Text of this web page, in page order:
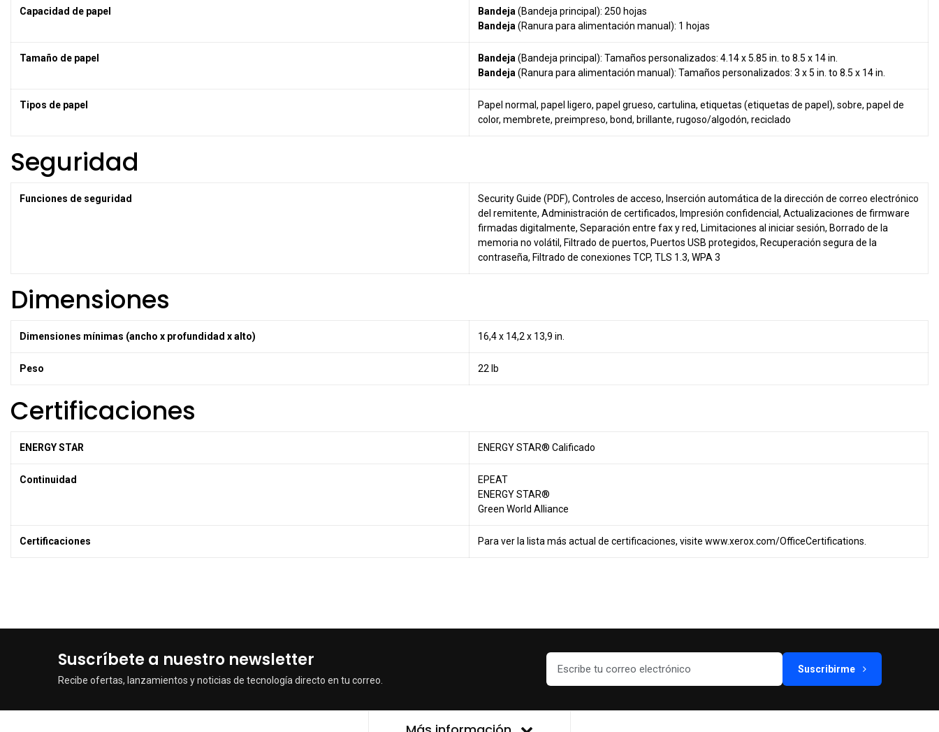
Capacidad de papel Bandeja (Bandeja principal): 250 hojas
Bandeja (Ranura para alimentación manual): 1 hojas
Tamaño de papel Bandeja (Bandeja principal): Tamaños personalizados: 4.14 x 5.85 in. to 8.5 x 14 in.
Bandeja (Ranura para alimentación manual): Tamaños personalizados: 3 x 5 in. to 8.5 x 14 in.
Tipos de papel
Papel normal, papel ligero, papel grueso, cartulina, etiquetas (etiquetas de papel), sobre, papel de
color, membrete, preimpreso, bond, brillante, rugoso/algodón, reciclado
Seguridad
Funciones de seguridad Security Guide (PDF), Controles de acceso, Inserción automática de la dirección de correo electrónico
del remitente, Administración de certificados, Impresión confidencial, Actualizaciones de firmware
firmadas digitalmente, Separación entre fax y red, Limitaciones al iniciar sesión, Borrado de la
memoria no volátil, Filtrado de puertos, Puertos USB protegidos, Recuperación segura de la
contraseña, Filtrado de conexiones TCP, TLS 1.3, WPA 3
Dimensiones
Dimensiones mínimas (ancho x profundidad x alto) 16,4 x 14,2 x 13,9 in.
Peso 22 lb
Certificaciones
ENERGY STAR ENERGY STAR® Calificado
Continuidad
EPEAT
ENERGY STAR®
Green World Alliance
Certificaciones Para ver la lista más actual de certificaciones, visite www.xerox.com/OfficeCertifications
Suscríbete a nuestro newsletter
Recibe ofertas, lanzamientos y noticias de tecnología directo en tu correo.
Suscribirme